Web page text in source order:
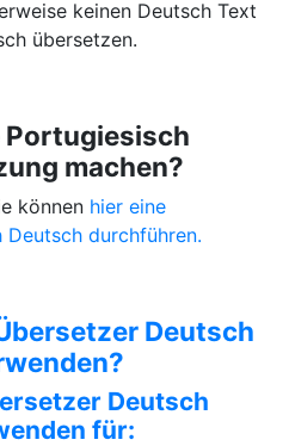
keinen Deutsch Text
übersetzen.
Portugiesisch
machen?
können hier eine
durchführen.
Deutsch
Deutsch
für: